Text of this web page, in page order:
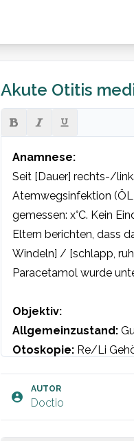
Akute Otitis
Anamnese:
Seit [Dauer] rechts-/
Atemwegsinfektion
gemessen: x°C. Kein
Eltern berichten, dass
Windeln] / [schlapp,
Paracetamol wurde
Objektiv:
Allgemeinzustand:
Otoskopie: Re/Li
über dem Tragus.
Druckschmerz.
AUTOR
Doctio